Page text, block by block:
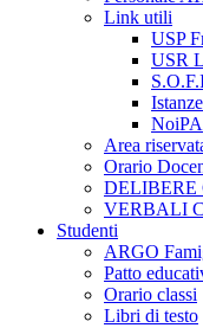
Link utili
USP
USR
NoiPA
Area
Orario
DELIBERE
VERBALI
Studenti
ARGO
Patto
Orario classi
Libri di testo